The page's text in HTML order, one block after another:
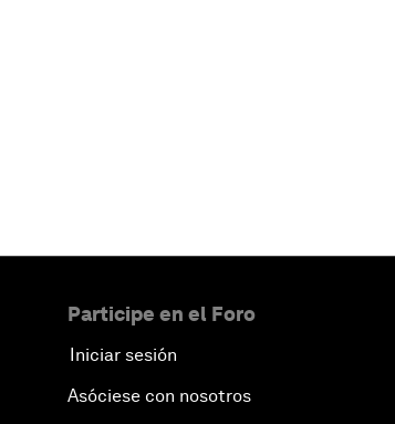
Participe en el Foro
Iniciar sesión
Asóciese con nosotros